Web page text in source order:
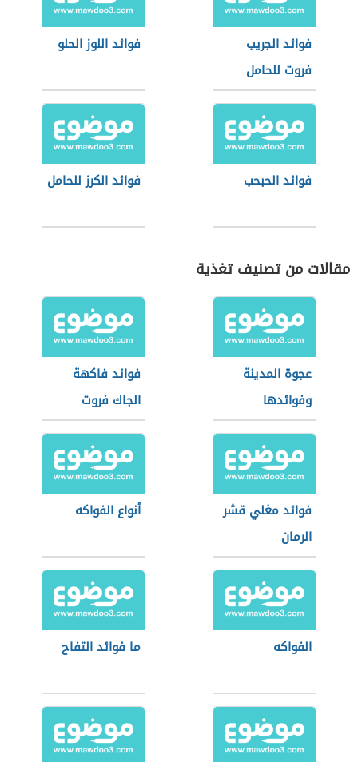
فوائد الجريب
فروت للحامل
فوائد اللوز الحلو
فوائد الحبحب فوائد الكرز للحامل
مقالات من تصنيف تغذية
عجوة المدينة
وفوائدها
فوائد فاكهة
الجاك فروت
فوائد مغلي قشر
الرمان
أنواع الفواكه
الفواكه ما فوائد التفاح